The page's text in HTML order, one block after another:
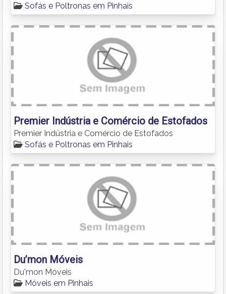
Sofás e Poltronas em Pinhais
Premier Indústria e Comércio de Estofados
Premier Indústria e Comércio de Estofados
Sofás e Poltronas em Pinhais
Du’mon Móveis
Du'mon Móveis
Móveis em Pinhais